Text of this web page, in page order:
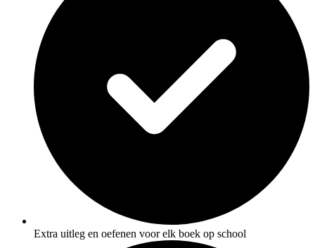
Extra uitleg en oefenen voor elk boek op school